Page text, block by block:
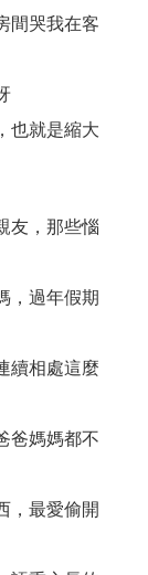
間哭我在客
也就是縮大
友，那些惱
，過年假期
續相處這麼
爸媽媽都不
，最愛偷開